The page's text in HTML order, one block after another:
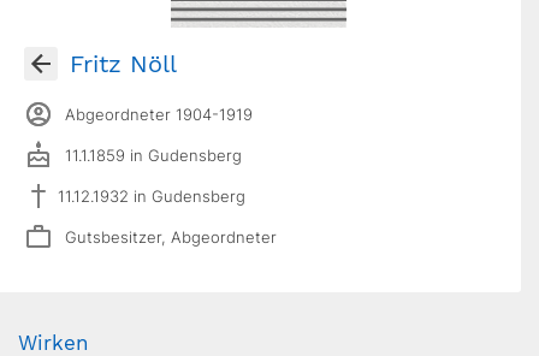
Fritz Nöll
Abgeordneter 1904-1919
11.1.1859 in Gudensberg
11.12.1932 in Gudensberg
Gutsbesitzer, Abgeordneter
Wirken